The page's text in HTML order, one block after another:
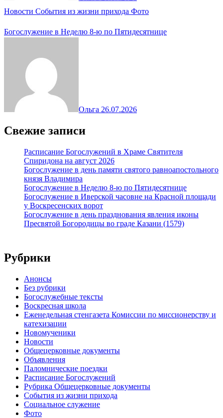
Новости События из жизни прихода Фото
Богослужение в Неделю 8-ю по Пятидесятнице
Ольга 26.07.2026
Свежие записи
Расписание Богослужений в Храме Святителя
Спиридона на август 2026
Богослужение в день памяти святого равноапостольного
князя Владимира
Богослужение в Неделю 8-ю по Пятидесятнице
Богослужение в Иверской часовне на Красной площади
у Воскресенских ворот
Богослужение в день празднования явления иконы
Пресвятой Богородицы во граде Казани (1579)
Рубрики
Анонсы
Без рубрики
Богослужебные тексты
Воскресная школа
Еженедельная стенгазета Комиссии по миссионерству и
катехизации
Новомученики
Новости
Общецерковные документы
Объявления
Паломнические поездки
Расписание Богослужений
Рубрика Общецерковные документы
События из жизни прихода
Социальное служение
Фото